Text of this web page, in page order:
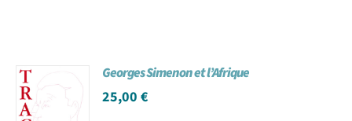
Georges Simenon et l’Afrique
25,00€